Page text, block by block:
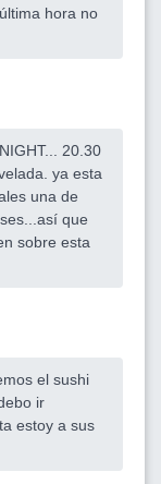
hora no
20.30
ya esta
una de
que
sobre esta
el sushi
ir
estoy a sus